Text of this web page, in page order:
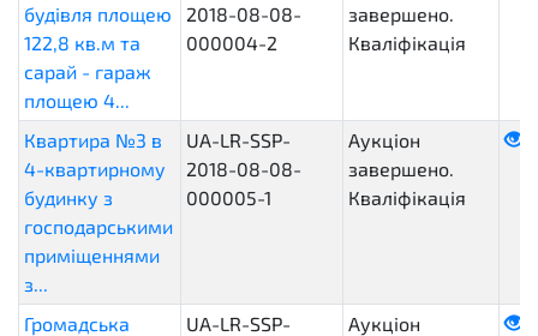
будівля площею
122,8 кв.м та
сарай - гараж
площею 4...
2018-08-08-
000004-2
завершено.
Кваліфікація
Квартира №3 в
4-квартирному
будинку з
господарськими
приміщеннями
з...
UA-LR-SSP-
2018-08-08-
000005-1
Аукціон
завершено.
Кваліфікація
Громадська
UA-LR-SSP-
Аукціон